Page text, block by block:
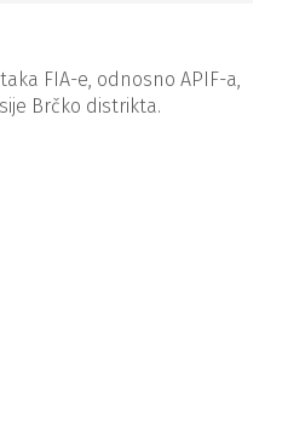
FIA-e, odnosno APIF-a,
Brčko distrikta.